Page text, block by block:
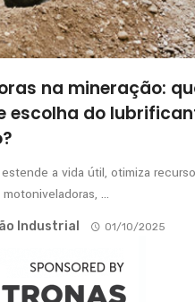
na mineração:
escolha do
a vida útil, otimiza
...
Industrial 01/10/2025